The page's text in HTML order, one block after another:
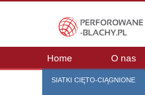
Home
SIATKI CIĘTO-CIĄGNIONE
O nas